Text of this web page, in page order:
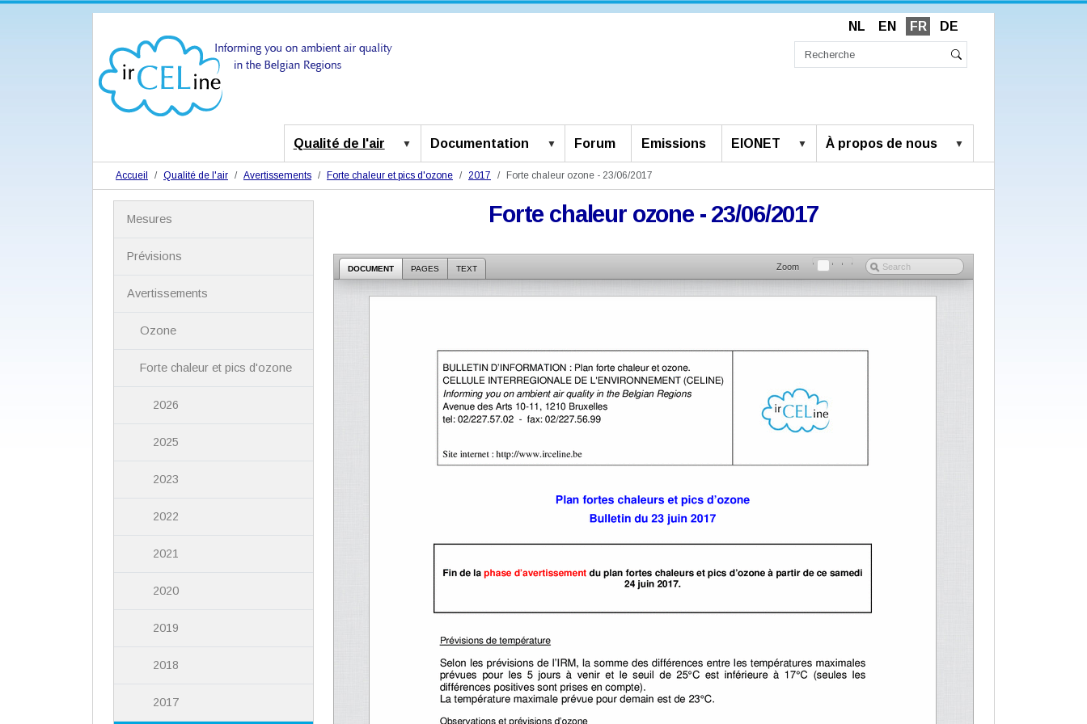
NL EN FR DE
Qualité de l'air Documentation Forum Emissions EIONET À propos de nous
Accueil Qualité de l'air Avertissements Forte chaleur et pics d'ozone 2017 Forte chaleur ozone - 23/06/2017
Forte chaleur ozone - 23/06/2017
DOCUMENT PAGES TEXT Zoom
Mesures
Prévisions
Avertissements
Ozone
Forte chaleur et pics d'ozone
2026
2025
2023
2022
2021
2020
2019
2018
2017